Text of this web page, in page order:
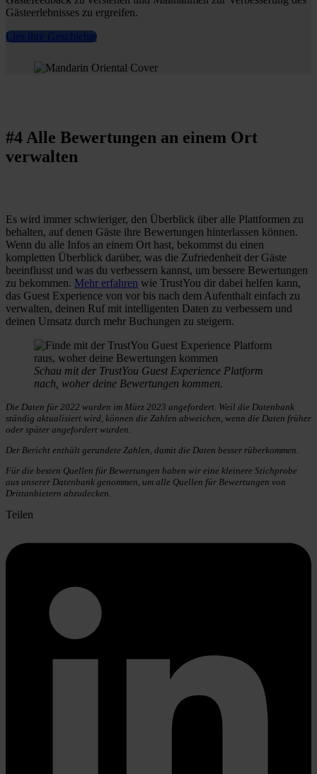
Gästeerlebnisses zu ergreifen.
Lies ihre Geschichte
#4 Alle Bewertungen an einem Ort
verwalten
Es wird immer schwieriger, den Überblick über alle Plattformen zu
behalten, auf denen Gäste ihre Bewertungen hinterlassen können.
Wenn du alle Infos an einem Ort hast, bekommst du einen
kompletten Überblick darüber, was die Zufriedenheit der Gäste
beeinflusst und was du verbessern kannst, um bessere Bewertungen
zu bekommen. Mehr erfahren wie TrustYou dir dabei helfen kann,
das Guest Experience von vor bis nach dem Aufenthalt einfach zu
verwalten, deinen Ruf mit intelligenten Daten zu verbessern und
deinen Umsatz durch mehr Buchungen zu steigern.
Schau mit der TrustYou Guest Experience Platform
nach, woher deine Bewertungen kommen.
Die Daten für 2022 wurden im März 2023 angefordert. Weil die Datenbank
ständig aktualisiert wird, können die Zahlen abweichen, wenn die Daten früher
oder später angefordert wurden.
Der Bericht enthält gerundete Zahlen, damit die Daten besser rüberkommen.
Für die besten Quellen für Bewertungen haben wir eine kleinere Stichprobe
aus unserer Datenbank genommen, um alle Quellen für Bewertungen von
Drittanbietern abzudecken.
Teilen